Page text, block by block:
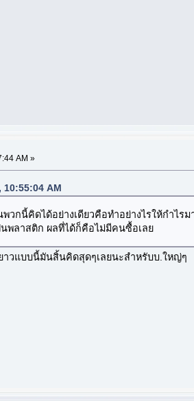
AM »
10:55:04 AM
กนี้คิดได้อย่างเดียวคือทำอย่างไรให้กำไ
พลาสติก ผลที่ได้ก็คือไม่มีคนซื้อเลย
ยาวแบบนี้มันสิ้นคิดสุดๆเลยนะสำหรับบ.ใหญ่ๆ